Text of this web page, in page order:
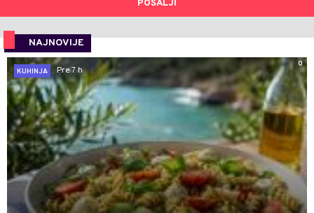
POŠALJI
NAJNOVIJE
0
KUHINJA
Pre 7 h